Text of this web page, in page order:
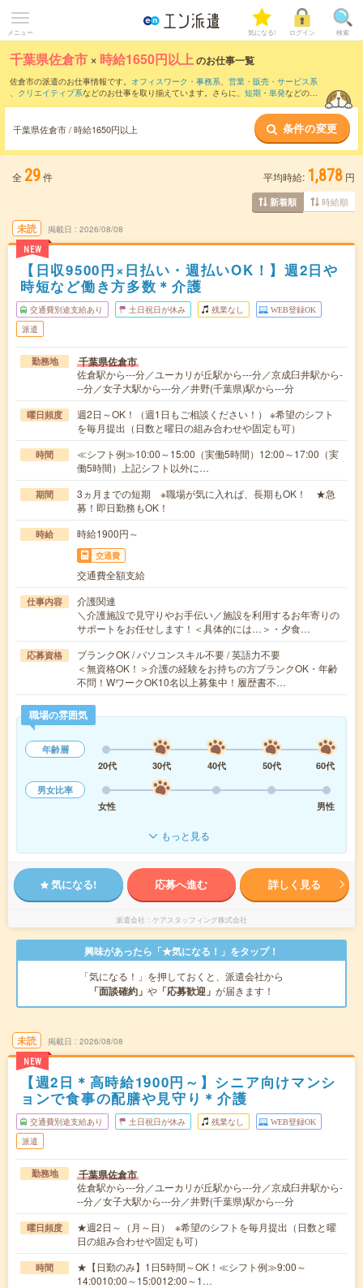
メニュー 気になる! ログイン 検索
千葉県佐倉市 × 時給1650円以上のお仕事一覧
佐倉市の派遣のお仕事情報です。 オフィスワーク・事務系、 営業・販売・サービス系
、 クリエイティブ系などのお仕事を取り揃えています。さらに、 短期 ・ 単発などの期
千葉県佐倉市 / 時給1650円以上 条件の変更
全 29件 平均時給: 1,878 円
新着順 時給順
未読
NEW
掲載日 2026/08/08
【日収9500円×日払い・週払いOK！】週2日や
時短など働き方多数＊介護
交通費別途支給あり 土日祝日が休み 残業なし WEB登録OK
派遣
勤務地 千葉県佐倉市
佐倉駅から---分／ユーカリが丘駅から---分／京成臼井駅から-
--分／女子大駅から---分／井野(千葉県)駅から---分
曜日頻度
週2日～OK！（週1日もご相談ください！） ※希望のシフト
を毎月提出（日数と曜日の組み合わせや固定も可）
時間
≪シフト例≫10:00～15:00（実働5時間）12:00～17:00（実
働5時間）上記シフト以外に…
期間
3ヵ月までの短期 ※職場が気に入れば、長期もOK！ ★急
募！即日勤務もOK！
時給 時給1900円～
交通費
交通費全額支給
仕事内容
介護関連
＼介護施設で見守りやお手伝い／施設を利用するお年寄りの
サポートをお任せします！＜具体的には…＞・夕食…
応募資格
ブランクOK / パソコンスキル不要 / 英語力不要
＜無資格OK！＞介護の経験をお持ちの方ブランクOK・年齢
不問！WワークOK10名以上募集中！履歴書不…
職場の雰囲気
年齢層
20代
30代 40代 50代
60代
男女比率
女性
男性
もっと見る
気になる! 応募へ進む 詳しく見る
派遣会社 ケアスタッフィング株式会社
興味があったら「★気になる！」をタップ！
「気になる！」を押しておくと、派遣会社から
「面談確約」 や 「応募歓迎」 が届きます！
未読
NEW
掲載日 2026/08/08
【週2日＊高時給1900円～】シニア向けマンシ
ョンで食事の配膳や見守り＊介護
交通費別途支給あり 土日祝日が休み 残業なし WEB登録OK
派遣
勤務地 千葉県佐倉市
佐倉駅から---分／ユーカリが丘駅から---分／京成臼井駅から-
--分／女子大駅から---分／井野(千葉県)駅から---分
曜日頻度
★週2日～（月～日） ※希望のシフトを毎月提出（日数と曜
日の組み合わせや固定も可）
時間
★【日勤のみ】1日5時間～OK！≪シフト例≫9:00～
14:0010:00～15:0012:00～1…